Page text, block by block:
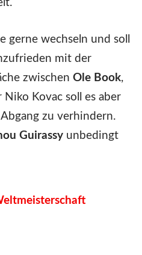
gerne wechseln und soll
mit der
zwischen Ole Book,
Niko Kovac soll es aber
zu verhindern.
Guirassy unbedingt